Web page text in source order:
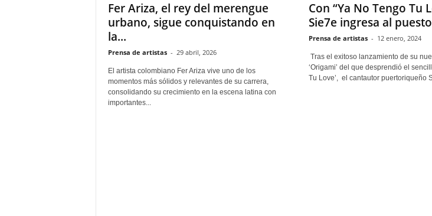
Fer Ariza, el rey del merengue
urbano, sigue conquistando en
la...
Prensa de artistas - 29 abril, 2026
El artista colombiano Fer Ariza vive uno de los
momentos más sólidos y relevantes de su carrera,
consolidando su crecimiento en la escena latina con
importantes...
Con “Ya No Tengo Tu
Sie7e ingresa al
Prensa de artistas - 12 enero, 2024
Tras el exitoso lanzamiento de su
‘Origami’ del que desprendió el
Tu Love’, el cantautor puertoriqueño